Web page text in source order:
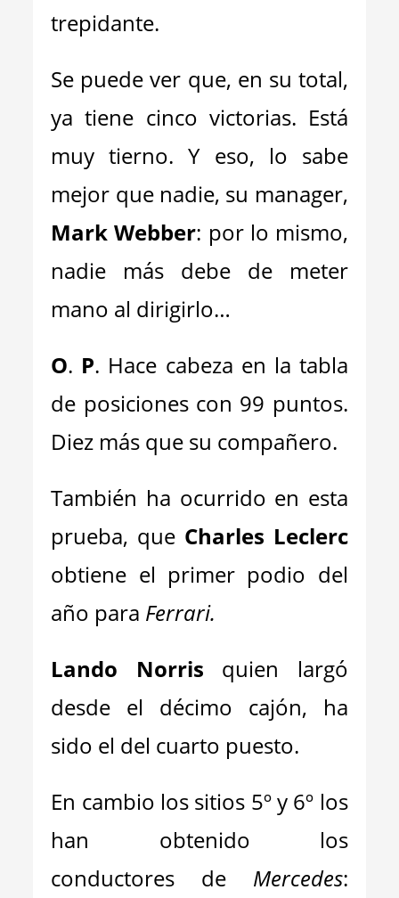
trepidante.
Se puede ver que, en su total,
ya tiene cinco victorias. Está
muy tierno. Y eso, lo sabe
mejor que nadie, su manager,
Mark Webber: por lo mismo,
nadie más debe de meter
mano al dirigirlo…
O. P. Hace cabeza en la tabla
de posiciones con 99 puntos.
Diez más que su compañero.
También ha ocurrido en esta
prueba, que Charles Leclerc
obtiene el primer podio del
año para Ferrari.
Lando Norris quien largó
desde el décimo cajón, ha
sido el del cuarto puesto.
En cambio los sitios 5º y 6º los
han obtenido los
conductores de Mercedes: